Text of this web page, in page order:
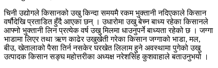
चिनी उद्योगले किसानको उखु किन्दा समयमै रकम भुक्तानी नदिएकाले किसान
वर्षौदेखि प्रताडित हुँदै आएका छन् । उधारोमा उखु बेच्न बाध्य रहेका किसानले
आफ्नो भुक्तानी लिन प्रत्येक वर्ष उखु मिलमा धाउनुपर्ने बाध्यता रहेको छ । जग्गा
भाडामा लिएर तथा ऋण काढेर उखुखेती गरेका किसान जग्गाको भाडा, मल,
बीउ, खेतालाको पैसा तिर्न नसकेर घरखेत लिलाम हुने अवस्थामा पुगेको उखु
उत्पादक किसान सङ्घ महोत्तरीका अध्यक्ष नरेशसिंह कुशवाहाले बताउनुभयो ।